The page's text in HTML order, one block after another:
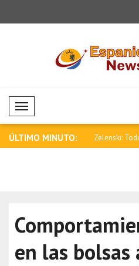
Mobil Menü
ÚLTIMO MINUTO:
destacaron Zelenski:
en las bolsas